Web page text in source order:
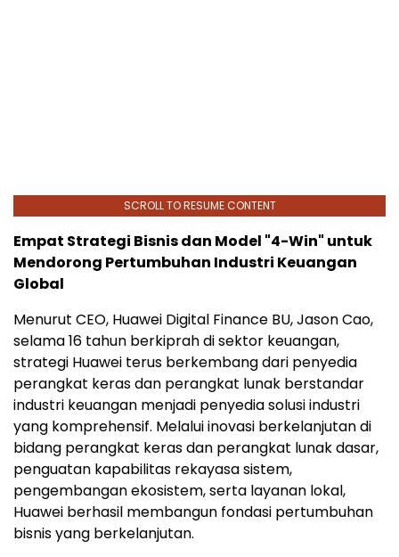
SCROLL TO RESUME CONTENT
Empat Strategi Bisnis dan Model "4-Win" untuk
Mendorong Pertumbuhan Industri Keuangan
Global
Menurut CEO, Huawei Digital Finance BU, Jason Cao,
selama 16 tahun berkiprah di sektor keuangan,
strategi Huawei terus berkembang dari penyedia
perangkat keras dan perangkat lunak berstandar
industri keuangan menjadi penyedia solusi industri
yang komprehensif. Melalui inovasi berkelanjutan di
bidang perangkat keras dan perangkat lunak dasar,
penguatan kapabilitas rekayasa sistem,
pengembangan ekosistem, serta layanan lokal,
Huawei berhasil membangun fondasi pertumbuhan
bisnis yang berkelanjutan.